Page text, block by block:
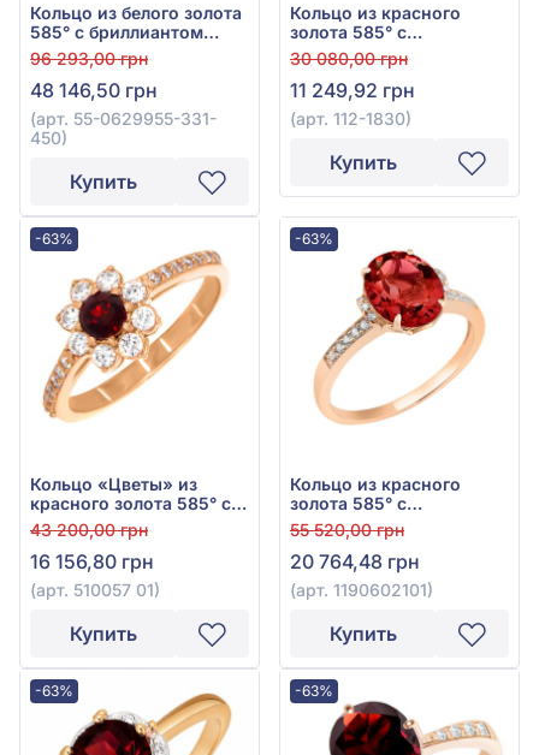
Кольцо из белого золота
585° с бриллиантом
0,12ct и красным
гранатом 1,34ct, арт. 55-
0629955-331-450
96 293,00 грн
48 146,50 грн
(арт. 55-0629955-331-
450)
Купить
Кольцо из красного
золота 585° с
куб.окс.циркония
бордовым гранатом
1,2ct, арт. 112-1830
30 080,00 грн
11 249,92 грн
(арт. 112-1830)
Купить
-63%
Кольцо «Цветы» из
красного золота 585° с
красным гранатом и
фианитом, арт. 510057 01
43 200,00 грн
16 156,80 грн
(арт. 510057 01)
Купить
-63%
Кольцо из красного
золота 585° с
куб.окс.циркония и
красным гранатом, арт.
1190602101
55 520,00 грн
20 764,48 грн
(арт. 1190602101)
Купить
-63% -63%